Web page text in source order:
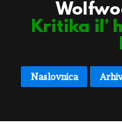
Kritika il’
Naslovnica